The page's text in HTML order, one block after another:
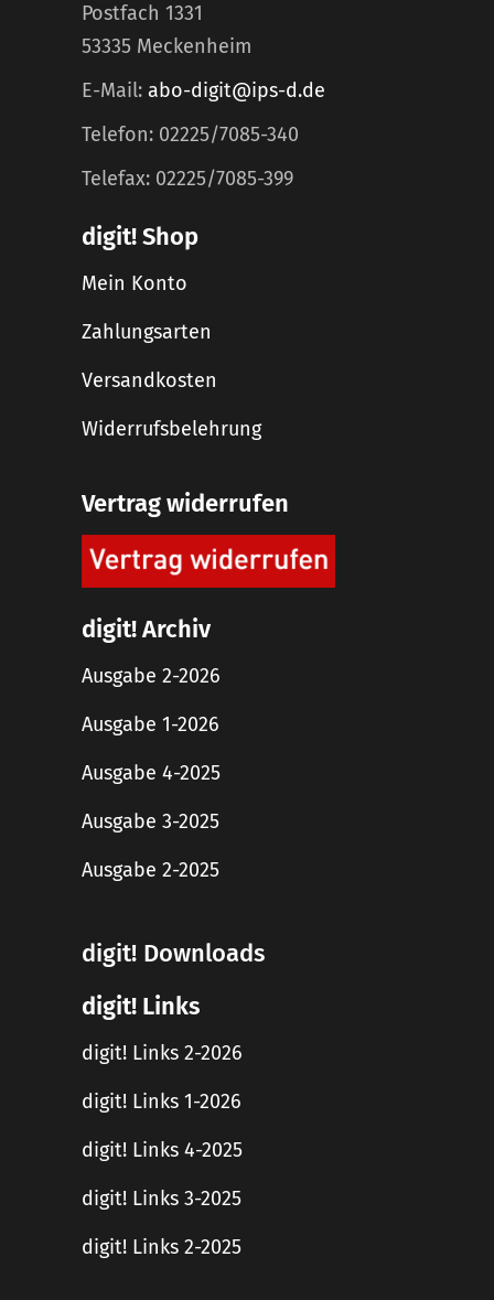
Postfach 1331
53335 Meckenheim
E-Mail: abo-digit@ips-d.de
Telefon: 02225/7085-340
Telefax: 02225/7085-399
digit! Shop
Mein Konto
Zahlungsarten
Versandkosten
Widerrufsbelehrung
Vertrag widerrufen
digit! Archiv
Ausgabe 2-2026
Ausgabe 1-2026
Ausgabe 4-2025
Ausgabe 3-2025
Ausgabe 2-2025
digit! Downloads
digit! Links
digit! Links 2-2026
digit! Links 1-2026
digit! Links 4-2025
digit! Links 3-2025
digit! Links 2-2025